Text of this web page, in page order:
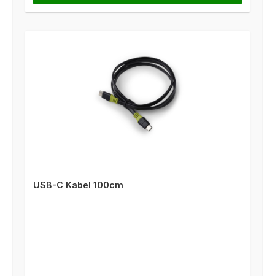
USB-C Kabel 100cm